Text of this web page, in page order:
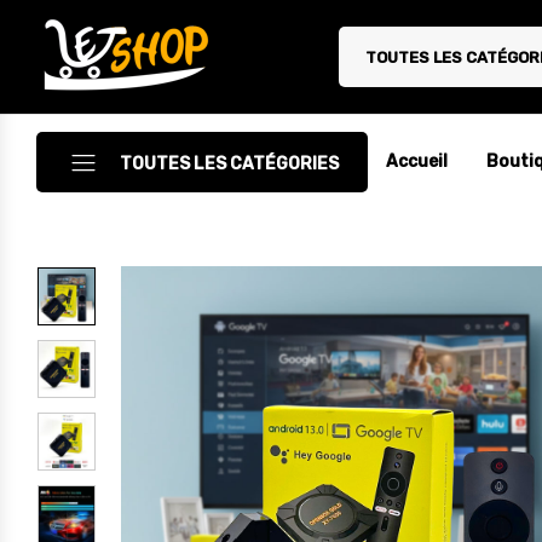
Letshop.dz
TOUTES LES
TOUTES LES CATÉGORIES
Accessoires
Accessoires Auto/Moto
Accessoires PC
Camping & Randonnée
Cuisine
Décoration
Electroménager
Accueil